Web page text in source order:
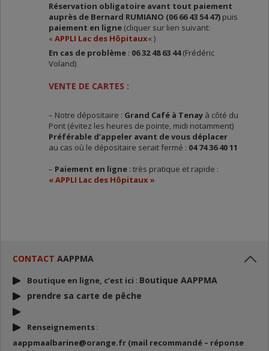
Réservation obligatoire avant tout paiement
auprès de Bernard RUMIANO (06 66 43 54 47) puis
paiement en ligne (cliquer sur lien suivant:
« APPLI Lac des Hôpitaux« )
En cas de problème : 06 32 48 63 44(Frédéric
Voland)
VENTE DE CARTES :
– Notre dépositaire : Grand Café à Tenay à côté du
Pont (évitez les heures de pointe, midi notamment)
Préférable d’appeler avant de vous déplacer
au cas où le dépositaire serait fermé : 04 74 36 40 11
– Paiement en ligne : très pratique et rapide :
« APPLI Lac des Hôpitaux »
CONTACT AAPPMA
Boutique en ligne, c’est ici : Boutique AAPPMA
prendre sa carte de pêche
Renseignements :
aappmaalbarine@orange.fr (mail recommandé – réponse